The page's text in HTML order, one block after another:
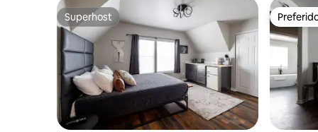
Superhost
Superhost